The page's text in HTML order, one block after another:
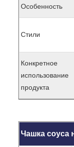
Особенность
Стили
Конкретное
использование
продукта
Чашка соуса